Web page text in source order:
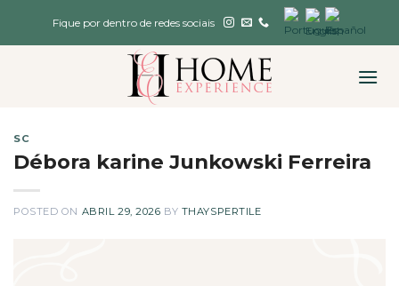
Fique por dentro de redes sociais
SC
Débora karine Junkowski Ferreira
POSTED ON ABRIL 29, 2026 BY THAYSPERTILE